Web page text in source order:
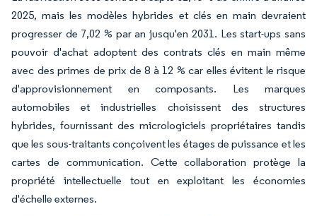
2025, mais les modèles hybrides et clés en main devraient
progresser de 7,02 % par an jusqu'en 2031. Les start-ups sans
pouvoir d'achat adoptent des contrats clés en main même
avec des primes de prix de 8 à 12 % car elles évitent le risque
d'approvisionnement en composants. Les marques
automobiles et industrielles choisissent des structures
hybrides, fournissant des micrologiciels propriétaires tandis
que les sous-traitants conçoivent les étages de puissance et les
cartes de communication. Cette collaboration protège la
propriété intellectuelle tout en exploitant les économies
d'échelle externes.